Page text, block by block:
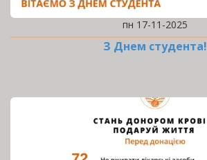
пн 17-11-2025
З Днем студента!